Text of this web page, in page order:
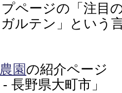
ページの「注目
ガルテン」という
園 の紹介ページ
- 長野県大町市」